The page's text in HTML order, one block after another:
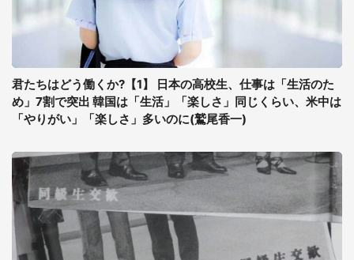
君たちはどう働くか?【1】 日本の高校生、仕事は「生活のた
め」7割で突出 韓国は「生活」「楽しさ」同じくらい、米中は
「やりがい」「楽しさ」多いのに(鷲尾香一)